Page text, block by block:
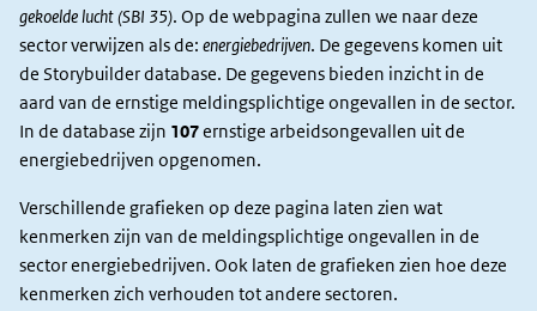
gekoelde lucht (SBI 35). Op de webpagina zullen we naar deze
sector verwijzen als de: energiebedrijven. De gegevens komen uit
de Storybuilder database. De gegevens bieden inzicht in de
aard van de ernstige meldingsplichtige ongevallen in de sector.
In de database zijn 107ernstige arbeidsongevallen uit de
energiebedrijven opgenomen.
Verschillende grafieken op deze pagina laten zien wat
kenmerken zijn van de meldingsplichtige ongevallen in de
sector energiebedrijven. Ook laten de grafieken zien hoe deze
kenmerken zich verhouden tot andere sectoren.